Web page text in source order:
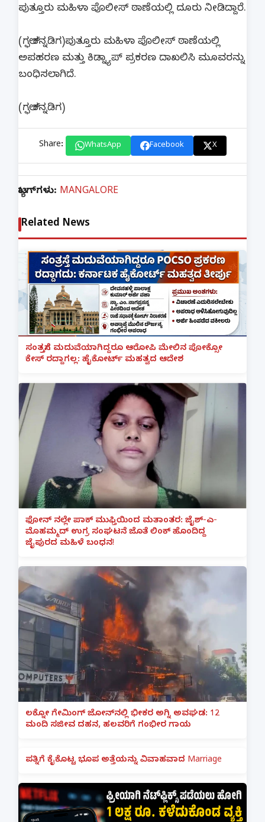
ಪುತ್ತೂರು ಮಹಿಳಾ ಪೊಲೀಸ್ ಠಾಣೆಯಲ್ಲಿ ದೂರು ನೀಡಿದ್ದಾರೆ.
(ಗಲ್ಫ್ ಕನ್ನಡಿಗ)ಪುತ್ತೂರು ಮಹಿಳಾ ಪೊಲೀಸ್ ಠಾಣೆಯಲ್ಲಿ
ಅಪಹರಣ ಮತ್ತು ಕಿಡ್ನ್ಯಾಪ್ ಪ್ರಕರಣ ದಾಖಲಿಸಿ ಮೂವರನ್ನು
ಬಂಧಿಸಲಾಗಿದೆ.
(ಗಲ್ಫ್ ಕನ್ನಡಿಗ)
Share: WhatsApp Facebook X
ಟ್ಯಾಗ್‌ಗಳು: MANGALORE
Related News
ಸಂತ್ರಸ್ತೆಗೆ ಮದುವೆಯಾಗಿದ್ದರೂ ಆರೋಪಿ ಮೇಲಿನ ಪೋಕ್ಸೋ
ಕೇಸ್ ರದ್ದಾಗಲ್ಲ: ಹೈಕೋರ್ಟ್ ಮಹತ್ವದ ಆದೇಶ
ಫೋನ್ ನಲ್ಲೇ ಪಾಕ್ ಮುಫ್ತಿಯಿಂದ ಮತಾಂತರ: ಜೈಶ್-ಎ-
ಮೊಹಮ್ಮದ್ ಉಗ್ರ ಸಂಘಟನೆ ಜೊತೆ ಲಿಂಕ್ ಹೊಂದಿದ್ದ
ಜೈಪುರದ ಮಹಿಳೆ ಬಂಧನ!
ಲಕ್ನೋ ಗೇಮಿಂಗ್ ಜೋನ್‌ನಲ್ಲಿ ಭೀಕರ ಅಗ್ನಿ ಅವಘಡ: 12
ಮಂದಿ ಸಜೀವ ದಹನ, ಹಲವರಿಗೆ ಗಂಭೀರ ಗಾಯ
ಪತ್ನಿಗೆ ಕೈಕೊಟ್ಟ ಭೂಪ ಅತ್ತೆಯನ್ನು ವಿವಾಹವಾದ Marriage